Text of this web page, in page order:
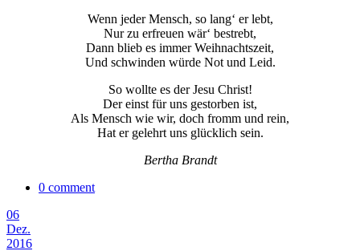
Wenn jeder Mensch, so lang‘ er lebt,
Nur zu erfreuen wär‘ bestrebt,
Dann blieb es immer Weihnachtszeit,
Und schwinden würde Not und Leid.
So wollte es der Jesu Christ!
Der einst für uns gestorben ist,
Als Mensch wie wir, doch fromm und rein,
Hat er gelehrt uns glücklich sein.
Bertha Brandt
0 comment
06
Dez.
2016